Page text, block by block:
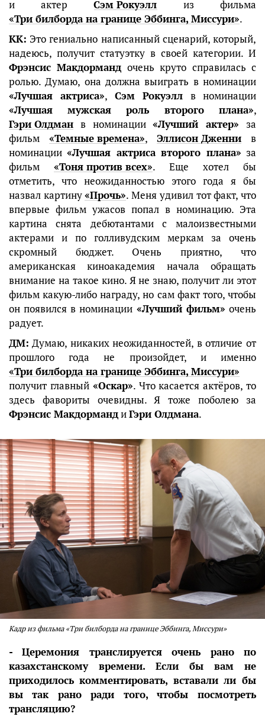
и актерСэм Рокуэлл из фильма
«Три билборда на границе Эббинга, Миссури».
КК: Это гениально написанный сценарий, который,
надеюсь, получит статуэтку в своей категории. И
Фрэнсис Макдорманд очень круто справилась с
ролью. Думаю, она должна выиграть в номинации
«Лучшая актриса», Сэм Рокуэлл в номинации
«Лучшая мужская роль второго плана»,
Гэри Олдман в номинации«Лучший актер» за
фильм «Темные времена», Эллисон Дженни в
номинации«Лучшая актриса второго плана» за
фильм «Тоня против всех». Еще хотел бы
отметить, что неожиданностью этого года я бы
назвал картину«Прочь». Меня удивил тот факт, что
впервые фильм ужасов попал в номинацию. Эта
картина снята дебютантами с малоизвестными
актерами и по голливудским меркам за очень
скромный бюджет. Очень приятно, что
американская киноакадемия начала обращать
внимание на такое кино. Я не знаю, получит ли этот
фильм какую-либо награду, но сам факт того, чтобы
он появился в номинации «Лучший фильм» очень
радует.
ДМ: Думаю, никаких неожиданностей, в отличие от
прошлого года не произойдет, и именно
«Три билборда на границе Эббинга, Миссури»
получит главный «Оскар». Что касается актёров, то
здесь фавориты очевидны. Я тоже поболею за
Фрэнсис МакдормандиГэри Олдмана.
Кадр из фильма «Три билборда на границе Эббинга, Миссури»
- Церемония транслируется очень рано по
казахстанскому времени. Если бы вам не
приходилось комментировать, вставали ли бы
вы так рано ради того, чтобы посмотреть
трансляцию?